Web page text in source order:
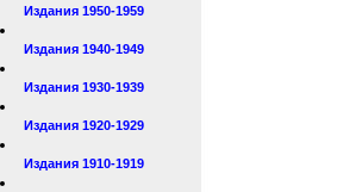
Издания 1950-1959
Издания 1940-1949
Издания 1930-1939
Издания 1920-1929
Издания 1910-1919